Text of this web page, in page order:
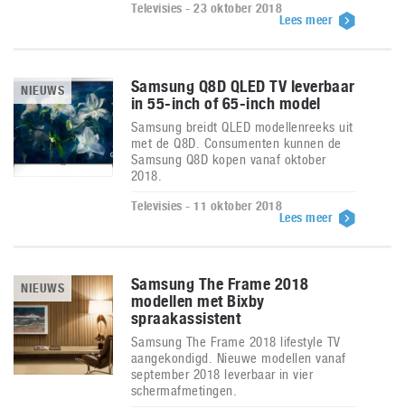
Televisies - 23 oktober 2018
Lees meer
NIEUWS
Samsung Q8D QLED TV leverbaar
in 55-inch of 65-inch model
Samsung breidt QLED modellenreeks uit
met de Q8D. Consumenten kunnen de
Samsung Q8D kopen vanaf oktober
2018.
Televisies - 11 oktober 2018
Lees meer
NIEUWS
Samsung The Frame 2018
modellen met Bixby
spraakassistent
Samsung The Frame 2018 lifestyle TV
aangekondigd. Nieuwe modellen vanaf
september 2018 leverbaar in vier
schermafmetingen.